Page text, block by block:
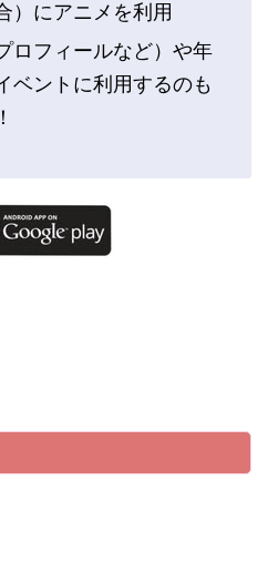
）にアニメを利用
ロフィールなど）や年
ベントに利用するのも